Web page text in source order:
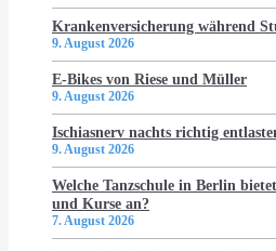
Krankenversicherung während
9. August 2026
E-Bikes von Riese und Müller
9. August 2026
Ischiasnerv nachts richtig
9. August 2026
Welche Tanzschule in Berlin
und Kurse an?
7. August 2026